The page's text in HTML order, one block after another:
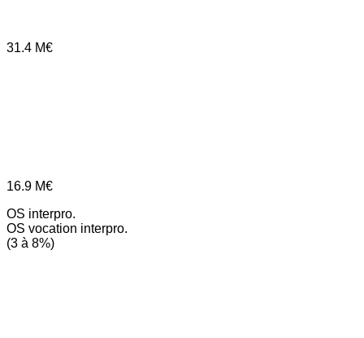
31.4 M€
16.9 M€
OS interpro.
OS vocation interpro.
(3 à 8%)